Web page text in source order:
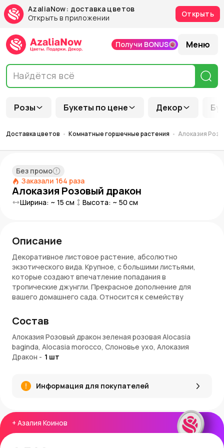
AzaliaNow: доставка цветов
Открыть в приложении
Открыть
Розы Букеты по цене Декор
Получи BONUS Меню
Доставка цветов Комнатные горшечные растения Алоказия
Без промо
Заказали 164 раза
Алоказия Розовый дракон
Ширина: ~ 15 см Высота: ~ 50 см
+ Азалия Коинов
Описание
Декоративное листовое растение, абсолютно
экзотического вида. Крупное, с большими листьями,
которые создают впечатление попадания в
тропические джунгли. Прекрасное дополнение для
вашего домашнего сада. Относится к семейству
сорт алоказии предпочитает теплые условия
содержания без резких перепадов температуры.
Идеальный диапазон - +20…+25 °C. Предпочитает яркий,
но рассеянный свет, регулярный полив и высокую
влажность. Внимание! Растение токсично для домашних
Внимание!Комнатные растения доступны по
потребоваться до 2-х недель. В комплект поставки
входят растение, земля и транспортировочное кашпо.
Каждый экземпляр - живой уникальный организм,
Состав
Алоказия Розовый дракон зеленая розовая Alocasia
baginda, Alocasia morocco, Слоновье ухо, Алоказия
Дракон - 1 шт
Информация для покупателей